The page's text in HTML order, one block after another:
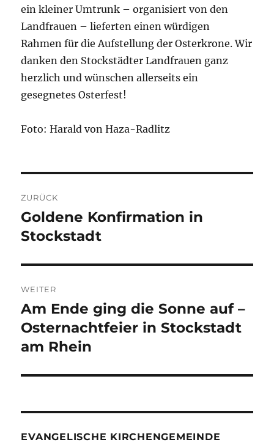
ein kleiner Umtrunk – organisiert von den
Landfrauen – lieferten einen würdigen
Rahmen für die Aufstellung der Osterkrone. Wir
danken den Stockstädter Landfrauen ganz
herzlich und wünschen allerseits ein
gesegnetes Osterfest!
Foto: Harald von Haza-Radlitz
ZURÜCK
Vorheriger
Beitrag:
Goldene Konfirmation in
Stockstadt
WEITER
Nächster
Beitrag:
Am Ende ging die Sonne auf –
Osternachtfeier in Stockstadt
am Rhein
EVANGELISCHE KIRCHENGEMEINDE